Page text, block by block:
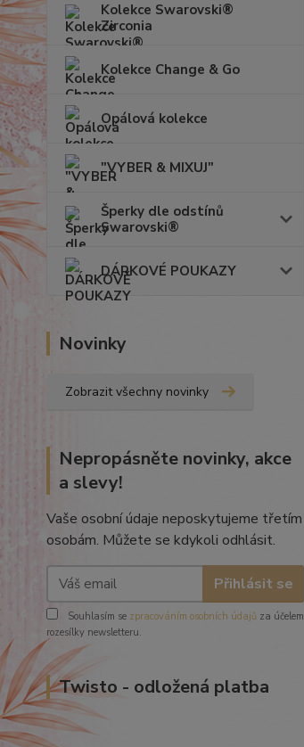
Kolekce Swarovski®
Zirconia
Kolekce Change & Go
Opálová kolekce
"VYBER & MIXUJ"
Šperky dle odstínů
Swarovski®
DÁRKOVÉ POUKAZY
Novinky
Zobrazit všechny novinky
Nepropásněte novinky, akce
a slevy!
Vaše osobní údaje neposkytujeme třetím
osobám. Můžete se kdykoli odhlásit.
Přihlásit se
Souhlasím se zpracováním osobních údajů za účelem
rozesílky newsletteru.
Twisto - odložená platba